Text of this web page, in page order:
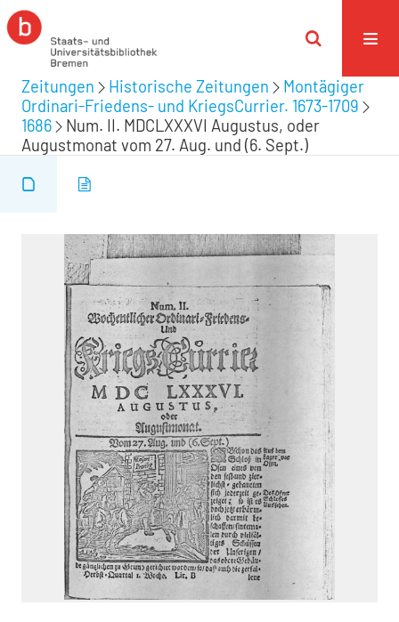
Zeitungen Historische Zeitungen
Montägiger
Ordinari-Friedens- und KriegsCurrier. 1673-1709
1686
Num. II. MDCLXXXVI Augustus, oder
Augustmonat vom 27. Aug. und (6. Sept.)